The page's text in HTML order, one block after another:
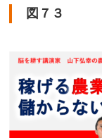
図７３